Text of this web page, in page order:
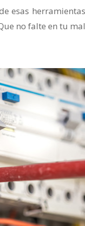
esas
no falte en tu